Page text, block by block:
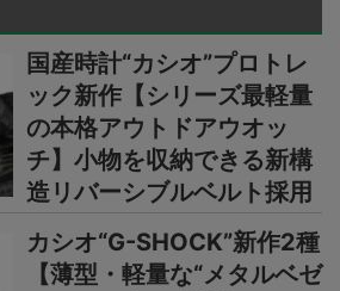
国産時計“カシオ”プロトレ
ック新作【シリーズ最軽量
の本格アウトドアウオッ
チ】小物を収納できる新構
造リバーシブルベルト採用
カシオ“G-SHOCK”新作2種
【薄型・軽量な“メタルベゼ